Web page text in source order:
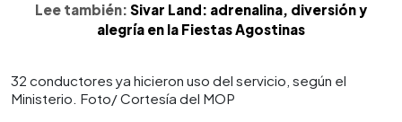
Lee también: Sivar Land: adrenalina, diversión y
alegría en la Fiestas Agostinas
32 conductores ya hicieron uso del servicio, según el
Ministerio. Foto/ Cortesía del MOP